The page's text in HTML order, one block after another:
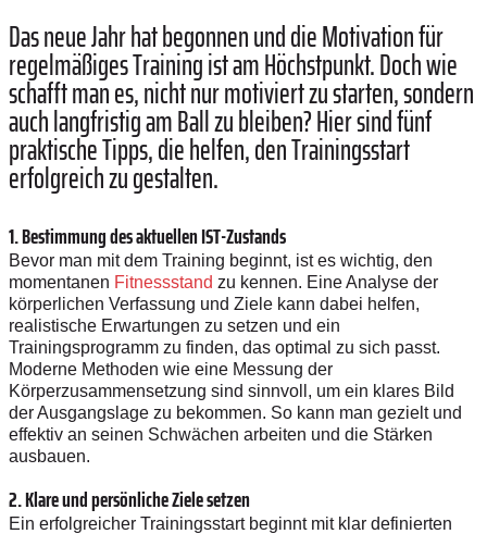
Das neue Jahr hat begonnen und die Motivation für
regelmäßiges Training ist am Höchstpunkt. Doch wie
schafft man es, nicht nur motiviert zu starten, sondern
auch langfristig am Ball zu bleiben? Hier sind fünf
praktische Tipps, die helfen, den Trainingsstart
erfolgreich zu gestalten.
1. Bestimmung des aktuellen IST-Zustands
Bevor man mit dem Training beginnt, ist es wichtig, den
momentanen Fitnessstand zu kennen. Eine Analyse der
körperlichen Verfassung und Ziele kann dabei helfen,
realistische Erwartungen zu setzen und ein
Trainingsprogramm zu finden, das optimal zu sich passt.
Moderne Methoden wie eine Messung der
Körperzusammensetzung sind sinnvoll, um ein klares Bild
der Ausgangslage zu bekommen. So kann man gezielt und
effektiv an seinen Schwächen arbeiten und die Stärken
ausbauen.
2. Klare und persönliche Ziele setzen
Ein erfolgreicher Trainingsstart beginnt mit klar definierten